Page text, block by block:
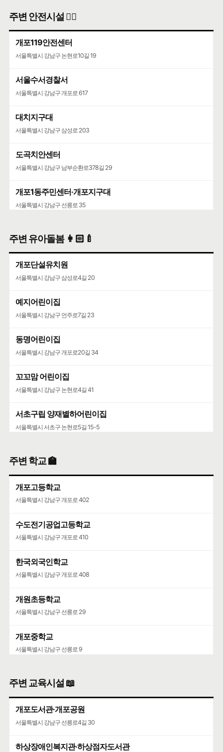
주변 안전시설 👮‍♀️
개포119안전센터
서울특별시 강남구 논현로10길 19
서울수서경찰서
서울특별시 강남구 개포로 617
대치지구대
서울특별시 강남구 삼성로 203
도곡치안센터
서울특별시 강남구 남부순환로378길 29
개포1동주민센터·개포지구대
서울특별시 강남구 선릉로 35
주변 유아돌봄 👩🏻‍🍼
개포단설유치원
서울특별시 강남구 삼성로4길 20
예지어린이집
서울특별시 강남구 언주로7길 23
동명어린이집
서울특별시 강남구 개포로20길 34
꼬꼬맘 어린이집
서울특별시 강남구 논현로4길 41
서초구립 양재별하어린이집
서울특별시 서초구 논현로5길 15-5
서울특별시 서초구 논현로5길 28
주변 학교 🏫
개포고등학교
서울특별시 강남구 개포로 402
수도전기공업고등학교
서울특별시 강남구 개포로 410
한국외국인학교
서울특별시 강남구 개포로 408
개원초등학교
서울특별시 강남구 선릉로 29
개포중학교
서울특별시 강남구 선릉로 9
주변 교육시설 📖
개포도서관·개포공원
서울특별시 강남구 선릉로4길 30
하상장애인복지관·하상점자도서관